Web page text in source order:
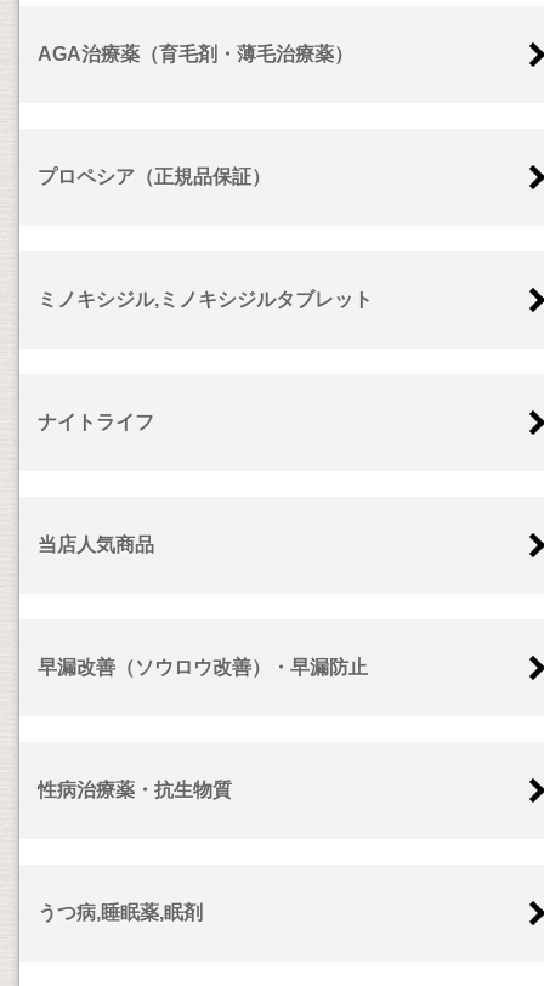
AGA治療薬（育毛剤・薄毛治療薬）
プロペシア（正規品保証）
ミノキシジル,ミノキシジルタブレット
ナイトライフ
当店人気商品
早漏改善（ソウロウ改善）・早漏防止
性病治療薬・抗生物質
うつ病,睡眠薬,眠剤